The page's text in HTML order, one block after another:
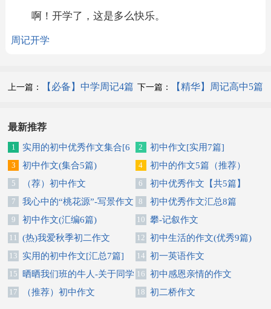
啊！开学了，这是多么快乐。
周记开学
上一篇： 【必备】中学周记4篇 下一篇： 【精华】周记高中5篇
最新推荐
1
实用的初中优秀作文集合[6
篇]
2 初中作文[实用7篇]
3 初中作文(集合5篇) 4 初中的作文5篇（推荐）
5 （荐）初中作文 6 初中优秀作文【共5篇】
7 我心中的“桃花源”-写景作文 8 初中优秀作文汇总8篇
9 初中作文(汇编6篇) 10 攀-记叙作文
11 (热)我爱秋季初二作文 12 初中生活的作文(优秀9篇)
13 实用的初中作文[汇总7篇] 14 初一英语作文
15
晒晒我们班的牛人-关于同学
作文
16 初中感恩亲情的作文
17 （推荐）初中作文 18 初二桥作文